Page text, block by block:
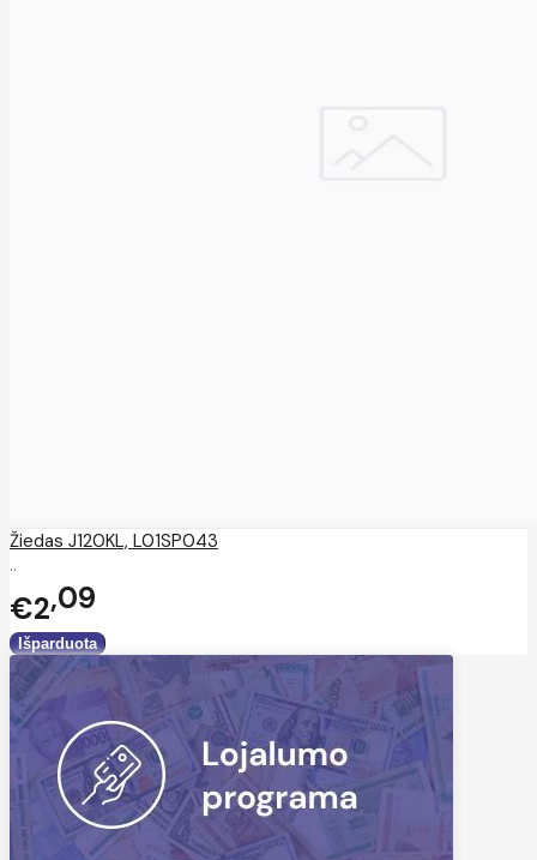
Žiedas J120KL, L01SP043
..
€2 09